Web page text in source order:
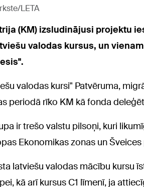
LETA
(KM) izsludinājusi projektu
valodas kursus, un
valodas kursi" Patvēruma,
periodā rīko KM kā fonda
ir trešo valstu pilsoņi, kuri
Ekonomikas zonas un
latviešu valodas mācību kursu
kā arī kursus C1 līmenī, ja